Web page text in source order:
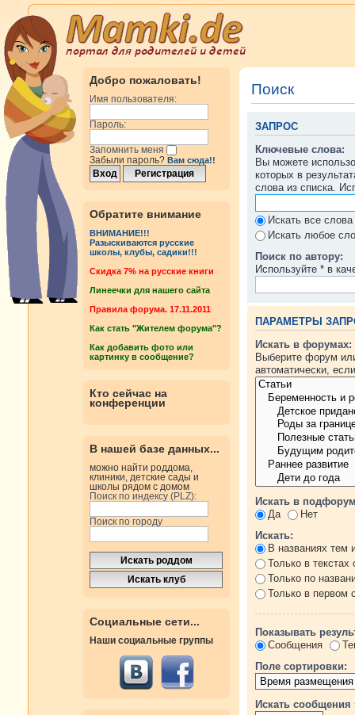
Добро пожаловать!
Имя пользователя:
Пароль:
Запомнить меня
Забыли пароль? Вам сюда!!
Обратите внимание
ВНИМАНИЕ!!!
Разыскиваются русские
школы, клубы, садики!!!
Cкидка 7% на русские книги
Линеечки для нашего сайта
Правила форума. 17.11.2011
Как стать "Жителем форума"?
Как добавить фото или
картинку в сообщение?
Кто сейчас на
конференции
В нашей базе данных...
можно найти роддома,
клиники, детские сады и
школы рядом с домом
Поиск по индексу (PLZ):
Поиск по городу
Социальные сети...
Наши социальные группы
Поиск
ЗАПРОС
Ключевые слова:
Вы можете
которых в
слова из списка.
Искать все слова
Искать любое
Поиск по автору:
Используйте * в
ПАРАМЕТРЫ
Искать в форумах:
Выберите форум
автоматически,
Искать в
Да
Нет
Искать:
В названиях тем
Только в
Только по
Только в первом
Показывать
Сообщения
Поле сортировки:
Искать сообщения